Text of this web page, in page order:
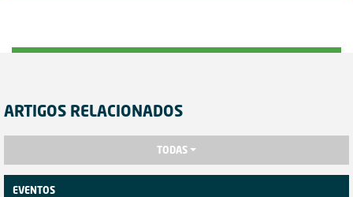
ARTIGOS RELACIONADOS
TODAS
EVENTOS